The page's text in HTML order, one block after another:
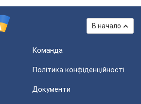
В начало
Команда
Політика конфіденційності
Документи